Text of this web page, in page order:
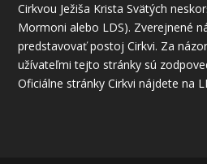
Cirkvou Ježiša Krista Svätých
Mormoni alebo LDS). Zverejnené
predstavovať postoj Cirkvi. Za
užívateľmi tejto stránky sú
Oficiálne stránky Cirkvi nájdete na